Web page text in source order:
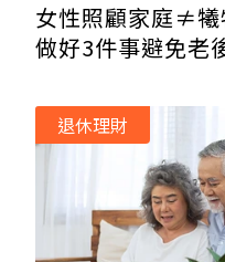
女性照顧家庭≠犧
做好3件事避免老
退休理財